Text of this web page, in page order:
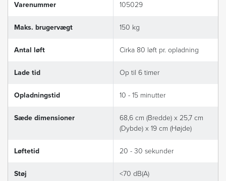
Varenummer 105029
Maks. brugervægt 150 kg
Antal løft Cirka 80 løft pr. opladning
Lade tid Op til 6 timer
Opladningstid 10 - 15 minutter
Sæde dimensioner
68,6 cm (Bredde) x 25,7 cm
(Dybde) x 19 cm (Højde)
Løftetid 20 - 30 sekunder
Støj <70 dB(A)